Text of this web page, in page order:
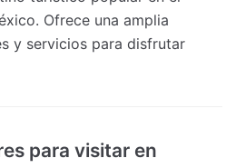
Ofrece una amplia
y servicios para disfrutar
para visitar en